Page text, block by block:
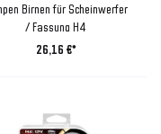
Birnen für Scheinwerfer
/ Fassung H4
26,16 €*